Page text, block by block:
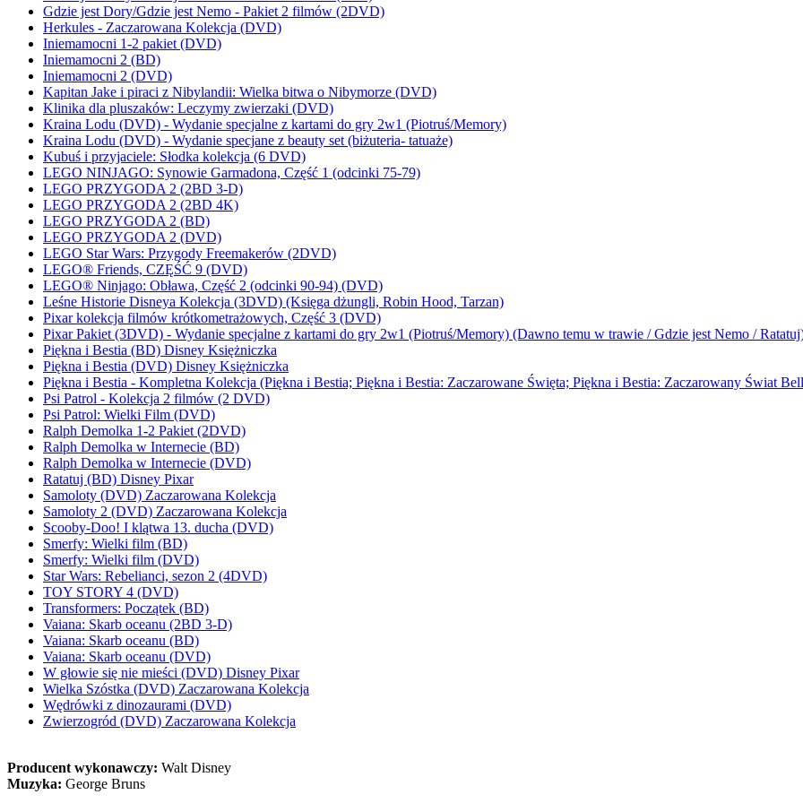
Gdzie jest Dory/Gdzie jest Nemo - Pakiet 2 filmów (2DVD)
Herkules - Zaczarowana Kolekcja (DVD)
Iniemamocni 1-2 pakiet (DVD)
Iniemamocni 2 (BD)
Iniemamocni 2 (DVD)
Kapitan Jake i piraci z Nibylandii: Wielka bitwa o Nibymorze (DVD)
Klinika dla pluszaków: Leczymy zwierzaki (DVD)
Kraina Lodu (DVD) - Wydanie specjalne z kartami do gry 2w1 (Piotruś/Memory)
Kraina Lodu (DVD) - Wydanie specjane z beauty set (biżuteria- tatuaże)
Kubuś i przyjaciele: Słodka kolekcja (6 DVD)
LEGO NINJAGO: Synowie Garmadona, Część 1 (odcinki 75-79)
LEGO PRZYGODA 2 (2BD 3-D)
LEGO PRZYGODA 2 (2BD 4K)
LEGO PRZYGODA 2 (BD)
LEGO PRZYGODA 2 (DVD)
LEGO Star Wars: Przygody Freemakerów (2DVD)
LEGO® Friends, CZĘŚĆ 9 (DVD)
LEGO® Ninjago: Obława, Część 2 (odcinki 90-94) (DVD)
Leśne Historie Disneya Kolekcja (3DVD) (Księga dżungli, Robin Hood, Tarzan)
Pixar kolekcja filmów krótkometrażowych, Część 3 (DVD)
Pixar Pakiet (3DVD) - Wydanie specjalne z kartami do gry 2w1 (Piotruś/Memory) (Dawno temu w trawie / Gdzie jest Nemo /
Piękna i Bestia (BD) Disney Księżniczka
Piękna i Bestia (DVD) Disney Księżniczka
Piękna i Bestia - Kompletna Kolekcja (Piękna i Bestia; Piękna i Bestia: Zaczarowane Święta; Piękna i Bestia: Zaczarowany Świat
Psi Patrol - Kolekcja 2 filmów (2 DVD)
Psi Patrol: Wielki Film (DVD)
Ralph Demolka 1-2 Pakiet (2DVD)
Ralph Demolka w Internecie (BD)
Ralph Demolka w Internecie (DVD)
Ratatuj (BD) Disney Pixar
Samoloty (DVD) Zaczarowana Kolekcja
Samoloty 2 (DVD) Zaczarowana Kolekcja
Scooby-Doo! I klątwa 13. ducha (DVD)
Smerfy: Wielki film (BD)
Smerfy: Wielki film (DVD)
Star Wars: Rebelianci, sezon 2 (4DVD)
TOY STORY 4 (DVD)
Transformers: Początek (BD)
Vaiana: Skarb oceanu (2BD 3-D)
Vaiana: Skarb oceanu (BD)
Vaiana: Skarb oceanu (DVD)
W głowie się nie mieści (DVD) Disney Pixar
Wielka Szóstka (DVD) Zaczarowana Kolekcja
Wędrówki z dinozaurami (DVD)
Zwierzogród (DVD) Zaczarowana Kolekcja
Producent wykonawczy: Walt Disney
Muzyka: George Bruns